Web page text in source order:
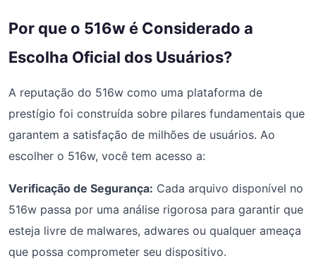
Por que o 516w é Considerado a
Escolha Oficial dos Usuários?
A reputação do 516w como uma plataforma de
prestígio foi construída sobre pilares fundamentais que
garantem a satisfação de milhões de usuários. Ao
escolher o 516w, você tem acesso a:
Verificação de Segurança: Cada arquivo disponível no
516w passa por uma análise rigorosa para garantir que
esteja livre de malwares, adwares ou qualquer ameaça
que possa comprometer seu dispositivo.